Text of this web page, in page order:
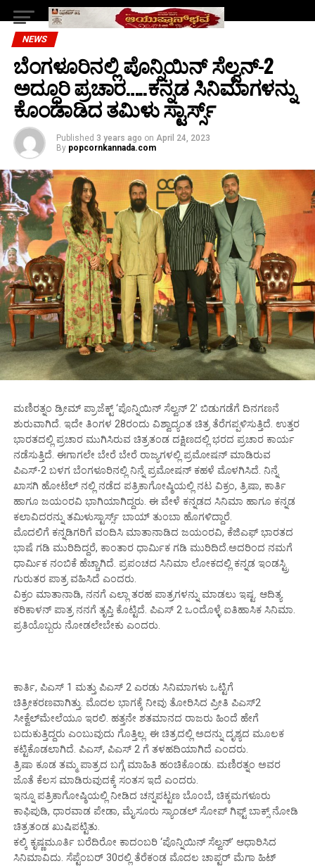
NEWS
ಬೆಂಗಳೂರಿನಲ್ಲಿ ಪೊನ್ನಿಯಿನ್ ಸೆಲ್ವನ್-2
ಅದ್ಧೂರಿ ಪ್ರಚಾರ…..ಕನ್ನಡ ಸಿನಿಮಾಗಳನ್ನು
ಕೊಂಡಾಡಿದ ತಮಿಳು ಸ್ಟಾರ್ಸ್ಸ್
Published 3 years ago on April 24, 2023
By popcornkannada.com
ಮಣಿರತ್ನಂ ಡ್ರೀಮ್ ಪ್ರಾಜೆಕ್ಟ್ ‘ಪೊನ್ನಿಯಿನ್ ಸೆಲ್ವನ್ 2’ ಬಿಡುಗಡೆಗೆ ದಿನಗಣನೆ
ಶುರುವಾಗಿದೆ. ಇದೇ ತಿಂಗಳ 28ರಂದು ವಿಶ್ವಾದ್ಯಂತ ಚಿತ್ರ ತೆರೆಗಪ್ಪಳಿಸುತ್ತಿದೆ. ಉತ್ತರ
ಭಾರತದಲ್ಲಿ ಪ್ರಚಾರ ಮುಗಿಸಿರುವ ಚಿತ್ರತಂಡ ದಕ್ಷಿಣದಲ್ಲಿ ಭರದ ಪ್ರಚಾರ ಕಾರ್ಯ
ನಡೆಸುತ್ತಿದೆ. ಈಗಾಗಲೇ ಬೇರೆ ಬೇರೆ ರಾಜ್ಯಗಳಲ್ಲಿ ಪ್ರಮೋಷನ್ ಮಾಡಿರುವ
ಪಿಎಸ್-2 ಬಳಗ ಬೆಂಗಳೂರಿನಲ್ಲಿ ನಿನ್ನೆ ಪ್ರಮೋಷನ್ ಕಹಳೆ ಮೊಳಗಿಸಿದೆ. ನಿನ್ನೆ
ಖಾಸಗಿ ಹೋಟೆಲ್ ನಲ್ಲಿ ನಡೆದ ಪತ್ರಿಕಾಗೋಷ್ಠಿಯಲ್ಲಿ ನಟ ವಿಕ್ರಂ, ತ್ರಿಷಾ, ಕಾರ್ತಿ
ಹಾಗೂ ಜಯಂರವಿ ಭಾಗಿಯಾಗಿದ್ದರು. ಈ ವೇಳೆ ಕನ್ನಡದ ಸಿನಿಮಾ ಹಾಗೂ ಕನ್ನಡ
ಕಲಾವಿದರನ್ನು ತಮಿಳುಸ್ಟಾರ್ಸ್ಸ್ ಬಾಯ್ ತುಂಬಾ ಹೊಗಳಿದ್ದಾರೆ.
ಮೊದಲಿಗೆ ಕನ್ನಡಿಗರಿಗೆ ವಂದಿಸಿ ಮಾತಾನಾಡಿದ ಜಯಂರವಿ, ಕೆಜಿಎಫ್ ಭಾರತದ
ಭಾಷೆ ಗಡಿ ಮುರಿದಿದ್ದರೆ, ಕಾಂತಾರ ಧಾರ್ಮಿಕ ಗಡಿ ಮುರಿದಿದೆ.ಅದರಿಂದ ನಮಗೆ
ಧಾರ್ಮಿಕ ನಂಬಿಕೆ ಹೆಚ್ಚಾಗಿದೆ. ಪ್ರಪಂಚದ ಸಿನಿಮಾ ಲೋಕದಲ್ಲಿ ಕನ್ನಡ ಇಂಡಸ್ಟ್ರಿ
ಗುರುತರ ಪಾತ್ರ ವಹಿಸಿದೆ ಎಂದರು.
ವಿಕ್ರಂ ಮಾತಾನಾಡಿ, ನನಗೆ ಎಲ್ಲಾ ತರಹ ಪಾತ್ರಗಳನ್ನು ಮಾಡಲು ಇಷ್ಟ. ಆದಿತ್ಯ
ಕರಿಕಾಳನ್ ಪಾತ್ರ ನನಗೆ ತೃಪ್ತಿ ಕೊಟ್ಟಿದೆ. ಪಿಎಸ್ 2 ಒಂದೊಳ್ಳೆ ಐತಿಹಾಸಿಕ ಸಿನಿಮಾ.
ಪ್ರತಿಯೊಬ್ಬರು ನೋಡಲೇಬೇಕು ಎಂದರು.
ಕಾರ್ತಿ, ಪಿಎಸ್ 1 ಮತ್ತು ಪಿಎಸ್ 2 ಎರಡು ಸಿನಿಮಾಗಳು ಒಟ್ಟಿಗೆ
ಚಿತ್ರೀಕರಣವಾಗಿತ್ತು. ಮೊದಲ ಭಾಗಕ್ಕೆ ನೀವು ತೋರಿಸಿದ ಪ್ರೀತಿ ಪಿಎಸ್2
ಸೀಕ್ವೆಲ್‌ಮೇಲೆಯೂ ಇರಲಿ. ಹತ್ತನೇ ಶತಮಾನದ ರಾಜರು ಹಿಂದೆ ಹೇಗೆ
ಬದುಕುತ್ತಿದ್ದರು ಎಂಬುವುದು ಗೊತ್ತಿಲ್ಲ. ಈ ಚಿತ್ರದಲ್ಲಿ ಅದನ್ನು ದೃಶ್ಯದ ಮೂಲಕ
ಕಟ್ಟಿಕೊಡಲಾಗಿದೆ. ಪಿಎಸ್, ಪಿಎಸ್ 2 ಗೆ ತಳಹದಿಯಾಗಿದೆ ಎಂದರು.
ತ್ರಿಷಾ ಕೂಡ ತಮ್ಮ ಪಾತ್ರದ ಬಗ್ಗೆ ಮಾಹಿತಿ ಹಂಚಿಕೊಂಡು. ಮಣಿರತ್ನಂ ಅವರ
ಜೊತೆ ಕೆಲಸ ಮಾಡಿರುವುದಕ್ಕೆ ಸಂತಸ ಇದೆ ಎಂದರು.
ಇನ್ನೂ ಪತ್ರಿಕಾಗೋಷ್ಠಿಯಲ್ಲಿ ನೀಡಿದ ಚನ್ನಪಟ್ಟಣ ಬೊಂಬೆ, ಚಿಕ್ಕಮಗಳೂರು
ಕಾಫಿಪುಡಿ, ಧಾರವಾಡ ಪೇಡಾ, ಮೈಸೂರು ಸ್ಯಾಂಡಲ್ ಸೋಪ್ ಗಿಫ್ಟ್ ಬಾಕ್ಸ್ ನೋಡಿ
ಚಿತ್ರತಂಡ ಖುಷಿಪಟ್ಟಿತು.
ಕಲ್ಕಿ ಕೃಷ್ಣಮೂರ್ತಿ ಬರೆದಿರೋ ಕಾದಂಬರಿ ‘ಪೊನ್ನಿಯಿನ್ ಸೆಲ್ವನ್’ ಆಧಾರಿಸಿದ
ಸಿನಿಮಾವಿದು. ಸೆಪ್ಟೆಂಬರ್ 30ರಲ್ಲಿ ತೆರೆಕಂಡ ಮೊದಲ ಚಾಪ್ಟರ್ ಮೆಗಾ ಹಿಟ್